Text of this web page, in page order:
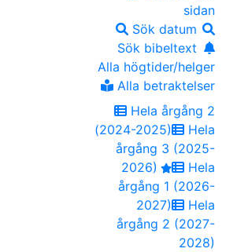
sidan
Sök datum
Sök bibeltext
Alla högtider/helger
Alla betraktelser
Hela årgång 2
(2024-2025)
Hela
årgång 3 (2025-
2026)
Hela
årgång 1 (2026-
2027)
Hela
årgång 2 (2027-
2028)